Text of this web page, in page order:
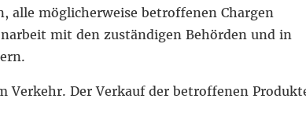
alle möglicherweise betroffenen Chargen
mit den zuständigen Behörden und in
Der Verkauf der betroffenen